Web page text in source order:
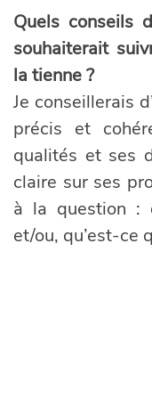
Quels conseils
souhaiterait
la tienne ?
Je conseillerais
précis et
qualités et ses
claire sur ses
à la question :
et/ou, qu’est-ce